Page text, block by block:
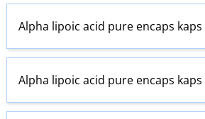
Alpha lipoic acid pure encaps kaps
Alpha lipoic acid pure encaps kaps